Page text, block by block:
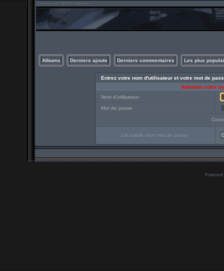
Albums Derniers ajouts Derniers commentaires Les plus
Entrez votre nom d'utilisateur et votre mot de
Attention votre
Nom d'utilisateur
Mot de passe
J'ai oublié mon mot de passe